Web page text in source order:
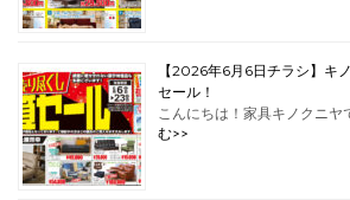
【2026年6月6日チラシ】キ
セール！
こんにちは！家具キノクニヤ
む>>